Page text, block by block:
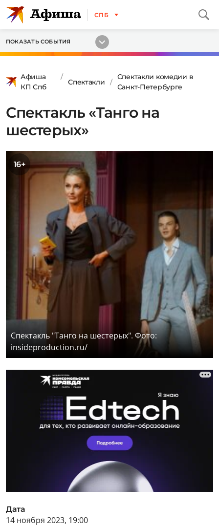
СПБ
ПОКАЗАТЬ СОБЫТИЯ
Афиша
КП Спб
Спектакли
Спектакли комедии в
Санкт-Петербурге
Спектакль «Танго на
шестерых»
16+
Спектакль "Танго на шестерых". Фото:
insideproduction.ru/
Дата
14 ноября 2023, 19:00